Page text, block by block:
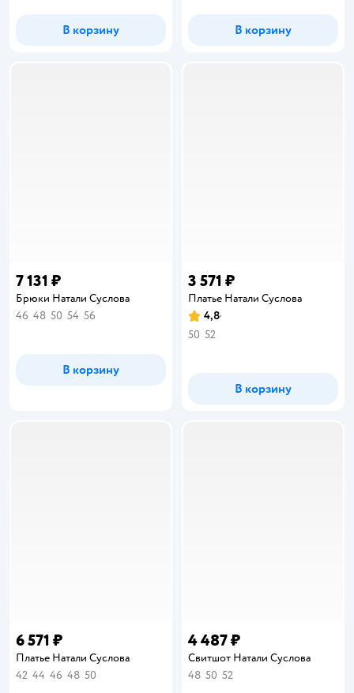
В корзину В корзину
7 131 ₽
Брюки Натали Суслова
46 48 50 54 56
В корзину
3 571 ₽
Платье Натали Суслова
Рейтинг:
4,8
50 52
В корзину
6 571 ₽
Платье Натали Суслова
42 44 46 48 50
4 487 ₽
Свитшот Натали Суслова
48 50 52